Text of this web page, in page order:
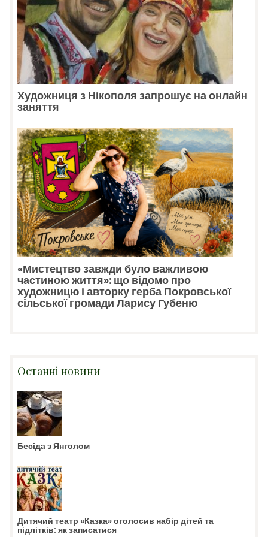
Художниця з Нікополя запрошує на онлайн
заняття
«Мистецтво завжди було важливою
частиною життя»: що відомо про
художницю і авторку герба Покровської
сільської громади Ларису Губеню
Останні новини
Бесіда з Янголом
Дитячий театр «Казка» оголосив набір дітей та
підлітків: як записатися